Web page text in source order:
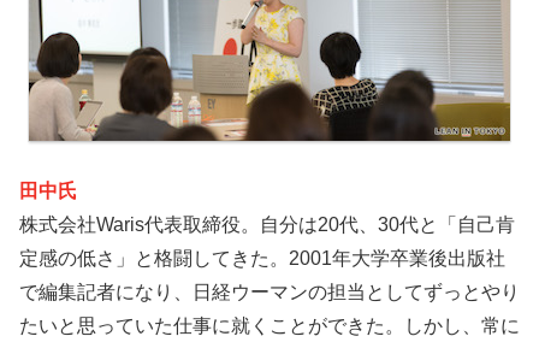
田中氏
株式会社Waris代表取締役。自分は20代、30代と「自己肯
定感の低さ」と格闘してきた。2001年大学卒業後出版社
で編集記者になり、日経ウーマンの担当としてずっとやり
たいと思っていた仕事に就くことができた。しかし、常に